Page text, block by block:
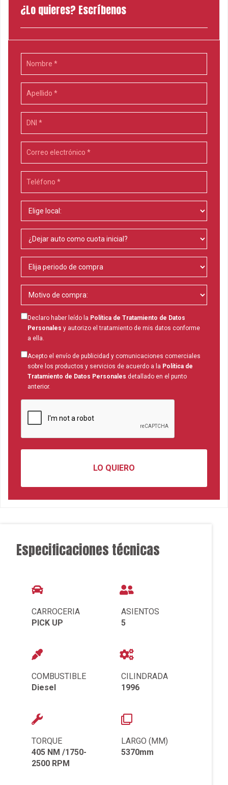
¿Lo quieres? Escríbenos
Declaro haber leído la Política de Tratamiento de Datos
Personales y autorizo el tratamiento de mis datos conforme
a ella.
Acepto el envío de publicidad y comunicaciones comerciales
sobre los productos y servicios de acuerdo a la Política de
Tratamiento de Datos Personales detallado en el punto
anterior.
Especificaciones técnicas
CARROCERIA
PICK UP
COMBUSTIBLE
Diesel
TORQUE
405 NM /1750-
2500 RPM
ASIENTOS
5
CILINDRADA
1996
LARGO (MM)
5370mm